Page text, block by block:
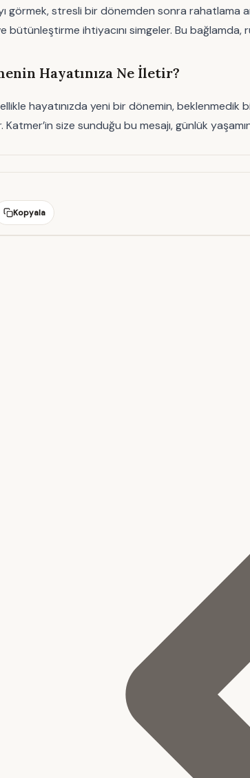
görmek, stresli bir dönemden sonra rahatlama
ihtiyacını simgeler. Bu bağlamda,
Hayatınıza Ne İletir?
hayatınızda yeni bir dönemin,
Katmer’in size sunduğu bu mesajı, günlük
Kopyala